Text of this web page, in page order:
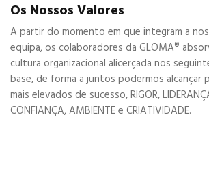
Os Nossos Valores
A partir do momento em que integram a
equipa, os colaboradores da GLOMA®
cultura organizacional alicerçada nos
base, de forma a juntos podermos alcançar
mais elevados de sucesso, RIGOR,
CONFIANÇA, AMBIENTE e CRIATIVIDADE.